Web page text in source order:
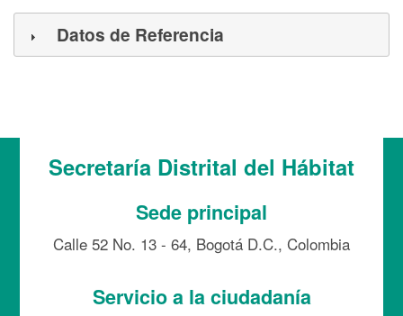
Datos de Referencia
Secretaría Distrital del Hábitat
Sede principal
Calle 52 No. 13 - 64, Bogotá D.C., Colombia
Servicio a la ciudadanía